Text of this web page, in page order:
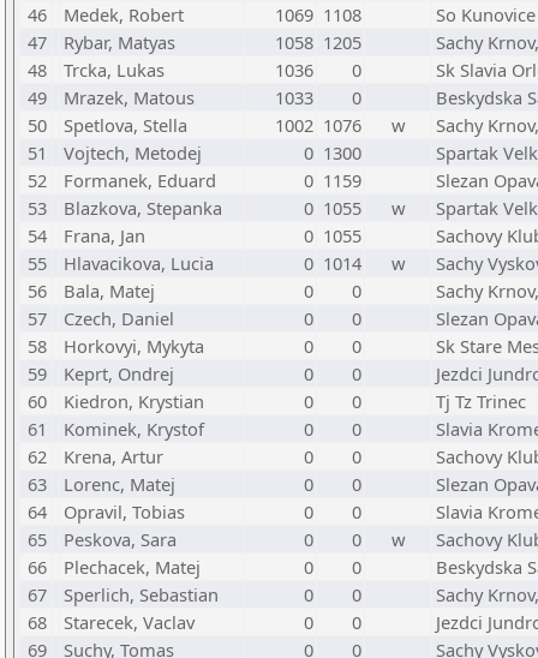
46
Medek, Robert 1069 1108
So Kunovice
47
Rybar, Matyas 1058 1205
Sachy
48
Trcka, Lukas 1036 0
Sk Slavia
49
Mrazek, Matous 1033 0
Beskydska
50
Spetlova, Stella 1002 1076 w
Sachy
51
Vojtech, Metodej 0 1300
Spartak
52
Formanek, Eduard 0 1159
Slezan
53
Blazkova, Stepanka 0 1055 w
Spartak
54
Frana, Jan 0 1055
Sachovy
55
Hlavacikova, Lucia 0 1014 w
Sachy
56
Bala, Matej 0 0
Sachy
57
Czech, Daniel 0 0
Slezan
58
Horkovyi, Mykyta 0 0
Sk Stare
59
Keprt, Ondrej 0 0
Jezdci
60
Kiedron, Krystian 0 0
Tj Tz Trinec
61
Kominek, Krystof 0 0
Slavia
62
Krena, Artur 0 0
Sachovy
63
Lorenc, Matej 0 0
Slezan
64
Opravil, Tobias 0 0
Slavia
65
Peskova, Sara 0 0 w
Sachovy
66
Plechacek, Matej 0 0
Beskydska
67
Sperlich, Sebastian 0 0
Sachy
68
Starecek, Vaclav 0 0
Jezdci
69
Suchy, Tomas 0 0 Sachy